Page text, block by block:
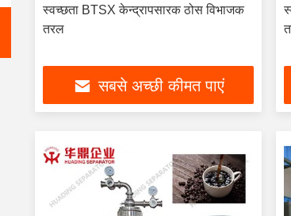
स्वच्छता BTSX केन्द्रापसारक ठोस विभाजक
तरल
सबसे अच्छी कीमत पाएं